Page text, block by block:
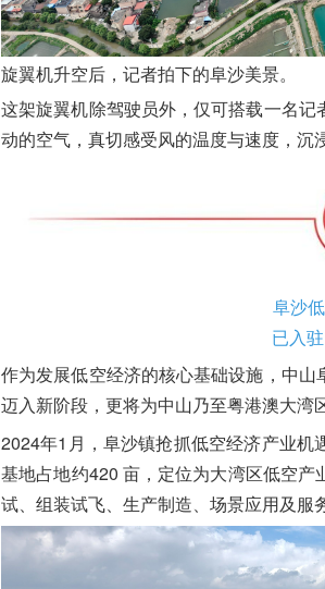
旋翼机升空后，记者拍下的阜沙美景。
这架旋翼机除驾驶员外，仅可搭载一名
动的空气，真切感受风的温度与速度，沉
阜沙
已入
作为发展低空经济的核心基础设施，中
迈入新阶段，更将为中山乃至粤港澳大湾
2024年1月，阜沙镇抢抓低空经济产业
基地占地约420 亩，定位为大湾区低空
试、组装试飞、生产制造、场景应用及服